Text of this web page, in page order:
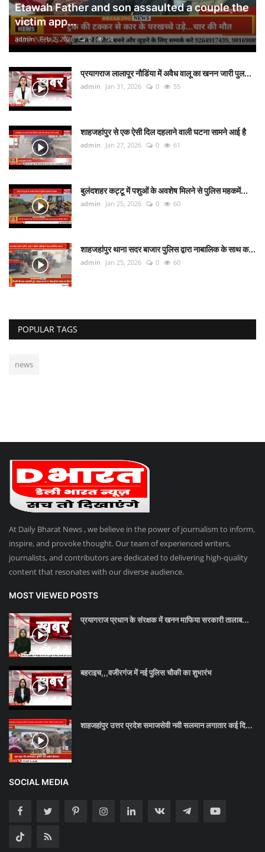
Etawah Father and son assaulted a couple the
victim app...
admin Feb 2, 2026 0 54
प्रयागराज लालापूर नौडिंया में अवैध वालू का खनन जारी पुल...
admin Jan 31, 2026 0 55
शाहजहांपुर से एक ऐसी दिल दहलाने वाली घटना सामने आई है
admin Jan 27, 2026 0 61
बुलंदशहर कट्टू में पशुओं के अवशेष मिलने से पुलिस महकमें...
admin Jan 25, 2026 0 60
शाहजहांपुर थाना सदर बाजार पुलिस द्वारा नाबालिक के साथ क...
admin Jan 25, 2026 0 60
POPULAR TAGS
news
At Daily Bharat News , we believe in the power of journalism to inform,
inspire, and provoke thought. Our team of experienced writers,
journalists, and contributors are dedicated to delivering high-quality
content that resonates with our diverse audience.
MOST VIEWED POSTS
प्रयागराज प्रधान के संरक्षक में खनन माफिया सरकारी तालाब...
बहराइच,,,वजीरगंज में नई पुलिस चौकी का शुभारंभ
शाहजहांपुर उत्तर प्रदेश समाजसेवी नवी सलमान लगातार कई दि...
SOCIAL MEDIA